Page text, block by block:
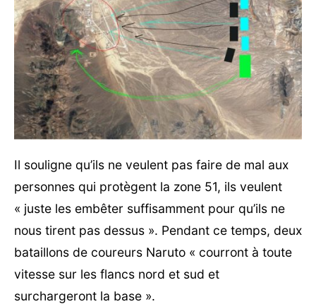
Il souligne qu’ils ne veulent pas faire de mal aux
personnes qui protègent la zone 51, ils veulent
« juste les embêter suffisamment pour qu’ils ne
nous tirent pas dessus ». Pendant ce temps, deux
bataillons de coureurs Naruto « courront à toute
vitesse sur les flancs nord et sud et
surchargeront la base ».